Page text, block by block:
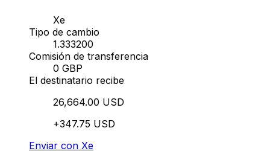
Xe
Tipo de cambio
1.333200
Comisión de transferencia
0 GBP
El destinatario recibe
26,664.00 USD
+347.75 USD
Enviar con Xe